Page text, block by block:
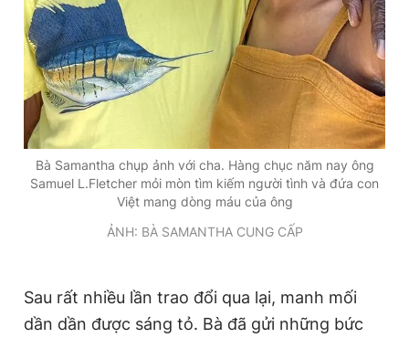
Bà Samantha chụp ảnh với cha. Hàng chục năm nay ông
Samuel L.Fletcher mỏi mòn tìm kiếm người tình và đứa con
Việt mang dòng máu của ông
ẢNH: BÀ SAMANTHA CUNG CẤP
Sau rất nhiều lần trao đổi qua lại, manh mối
dần dần được sáng tỏ. Bà đã gửi những bức